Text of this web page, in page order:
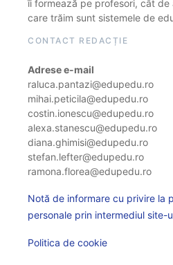
îi formează pe profesori, cât de
care trăim sunt sistemele de
CONTACT REDACȚIE
Adrese e-mail
raluca.pantazi@edupedu.ro
mihai.peticila@edupedu.ro
costin.ionescu@edupedu.ro
alexa.stanescu@edupedu.ro
diana.ghimisi@edupedu.ro
stefan.lefter@edupedu.ro
ramona.florea@edupedu.ro
Notă de informare cu privire la
personale prin intermediul site-
Politica de cookie